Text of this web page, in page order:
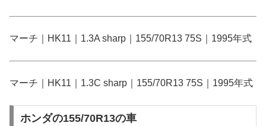
マーチ｜HK11｜1.3A sharp｜155/70R13 75S｜1995年式
マーチ｜HK11｜1.3C sharp｜155/70R13 75S｜1995年式
ホンダの155/70R13の車